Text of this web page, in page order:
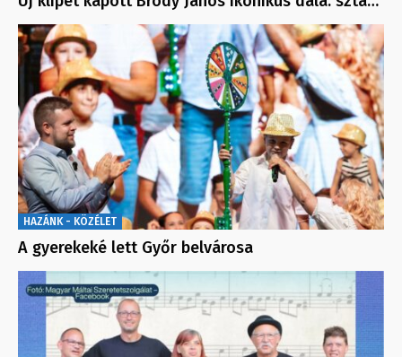
HAZÁNK - KÖZÉLET
A gyerekeké lett Győr belvárosa